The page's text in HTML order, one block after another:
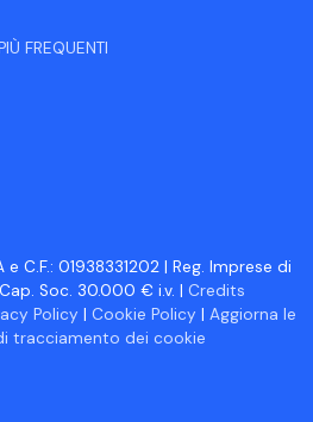
FREQUENTI
C.F.: 01938331202 | Reg. Imprese di
Soc. 30.000 € i.v. | Credits
Policy | Cookie Policy | Aggiorna le
tracciamento dei cookie